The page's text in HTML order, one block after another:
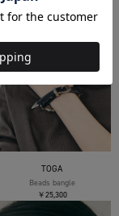
TOGA
Beads bangle
￥25,300